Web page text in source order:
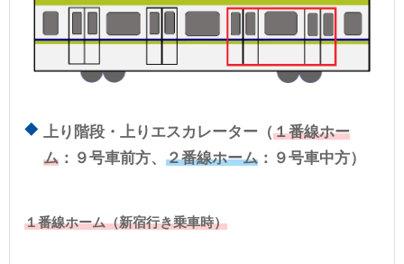
上り階段・上りエスカレーター（１番線ホー
ム ：９号車前方、２番線ホーム ：９号車中方）
１番線ホーム（新宿行き乗車時）